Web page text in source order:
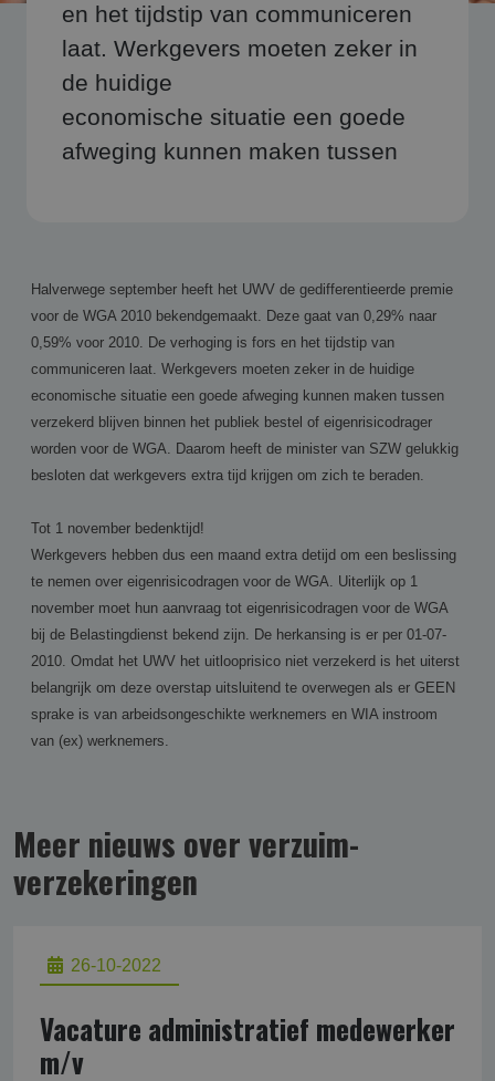
en het tijdstip van communiceren
laat. Werkgevers moeten zeker in
de huidige
economische situatie een goede
afweging kunnen maken tussen
Halverwege september heeft het UWV de gedifferentieerde premie
voor de WGA 2010 bekendgemaakt. Deze gaat van 0,29% naar
0,59% voor 2010. De verhoging is fors en het tijdstip van
communiceren laat. Werkgevers moeten zeker in de huidige
economische situatie een goede afweging kunnen maken tussen
verzekerd blijven binnen het publiek bestel of eigenrisicodrager
worden voor de WGA. Daarom heeft de minister van SZW gelukkig
besloten dat werkgevers extra tijd krijgen om zich te beraden.
Tot 1 november bedenktijd!
Werkgevers hebben dus een maand extra detijd om een beslissing
te nemen over eigenrisicodragen voor de WGA. Uiterlijk op 1
november moet hun aanvraag tot eigenrisicodragen voor de WGA
bij de Belastingdienst bekend zijn. De herkansing is er per 01-07-
2010. Omdat het UWV het uitlooprisico niet verzekerd is het uiterst
belangrijk om deze overstap uitsluitend te overwegen als er GEEN
sprake is van arbeidsongeschikte werknemers en WIA instroom
van (ex) werknemers.
Meer nieuws over verzuim­
verzekering­en
26-10-2022
Vacature administratief medewerker
m/v